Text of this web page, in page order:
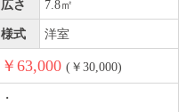
広さ 7.8㎡
様式 洋室
￥63,000 (￥30,000)
・